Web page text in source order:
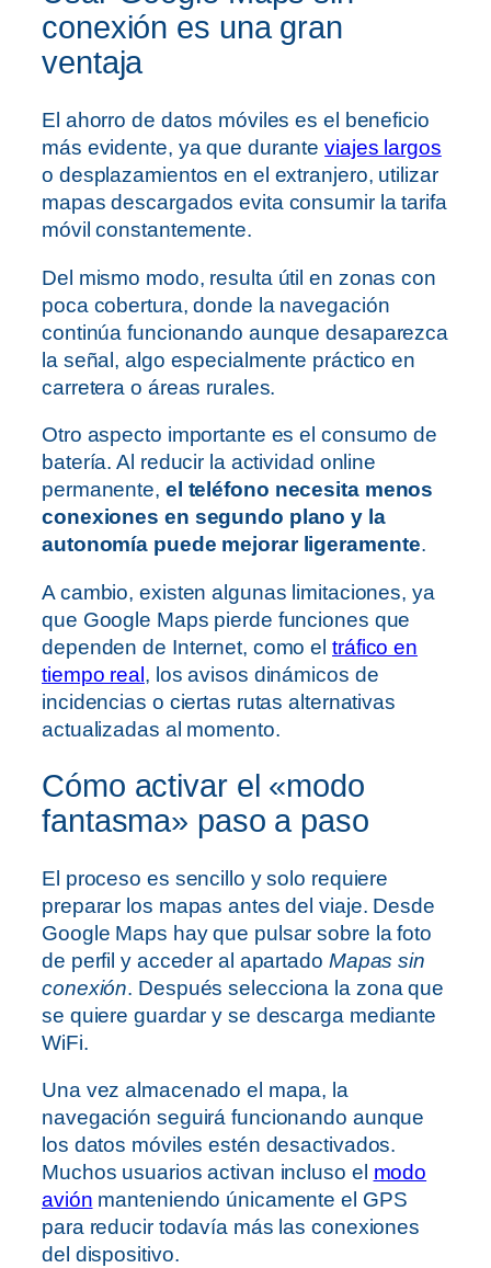
conexión es una gran
ventaja
El ahorro de datos móviles es el beneficio
más evidente, ya que duranteviajes largos
o desplazamientos en el extranjero, utilizar
mapas descargados evita consumir la tarifa
móvil constantemente.
Del mismo modo, resulta útil en zonas con
poca cobertura, donde la navegación
continúa funcionando aunque desaparezca
la señal, algo especialmente práctico en
carretera o áreas rurales.
Otro aspecto importante es el consumo de
batería. Al reducir la actividad online
permanente, el teléfono necesita menos
conexiones en segundo plano y la
autonomía puede mejorar ligeramente.
A cambio, existen algunas limitaciones, ya
que Google Maps pierde funciones que
dependen de Internet, como el tráfico en
tiempo real, los avisos dinámicos de
incidencias o ciertas rutas alternativas
actualizadas al momento.
Cómo activar el «modo
fantasma» paso a paso
El proceso es sencillo y solo requiere
preparar los mapas antes del viaje. Desde
Google Maps hay que pulsar sobre la foto
de perfil y acceder al apartado Mapas sin
conexión. Después selecciona la zona que
se quiere guardar y se descarga mediante
WiFi.
Una vez almacenado el mapa, la
navegación seguirá funcionando aunque
los datos móviles estén desactivados.
Muchos usuarios activan incluso el modo
avión manteniendo únicamente el GPS
para reducir todavía más las conexiones
del dispositivo.